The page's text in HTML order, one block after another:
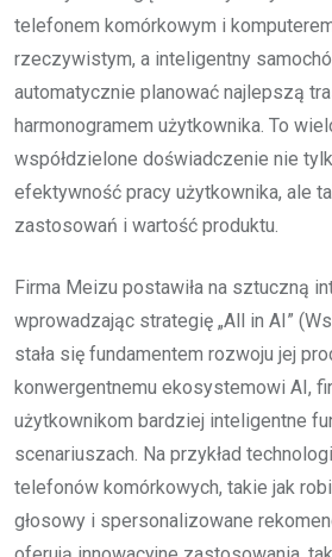
telefonem komórkowym i
rzeczywistym, a inteligentny
automatycznie planować najlepszą
harmonogramem użytkownika. To
współdzielone doświadczenie nie
efektywność pracy użytkownika, ale
zastosowań i wartość produktu.
Firma Meizu postawiła na sztuczną
wprowadzając strategię „All in AI”
stała się fundamentem rozwoju jej
konwergentnemu ekosystemowi AI,
użytkownikom bardziej inteligentne
scenariuszach. Na przykład
telefonów komórkowych, takie jak
głosowy i spersonalizowane